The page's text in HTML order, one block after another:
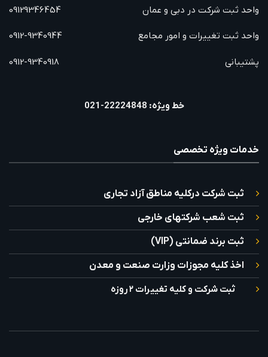
واحد ثبت شرکت در دبی و عمان
واحد ثبت تغییرات و امور مجامع
پشتیبانی
09129346454
0912-9340944
0912-9340918
خط ویژه: 22224848-021
خدمات ویژه تخصصی
ثبت شرکت درکلیه مناطق آزاد تجاری
ثبت شعب شرکتهای خارجی
ثبت برند ضمانتی (VIP)
اخذ کلیه مجوزات وزارت صنعت و معدن
ثبت شرکت و کلیه تغییرات ۲ روزه